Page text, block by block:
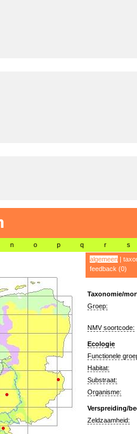
n o p q r s
algemeen|
feedback (0)
Taxonomie/
Groep:
NMV soortcode:
Ecologie
Functionele
Habitat:
Substraat:
Organisme:
Verspreiding/
Zeldzaamheid: